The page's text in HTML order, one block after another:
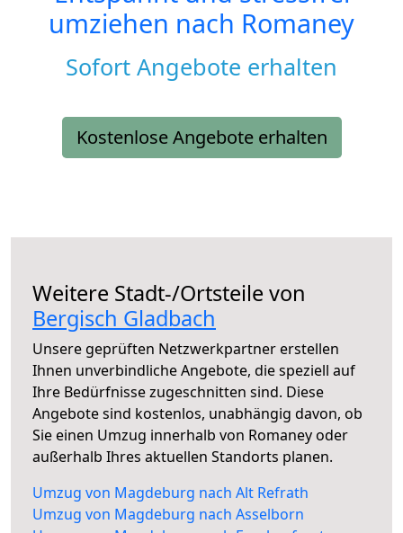
umziehen nach Romaney
Sofort Angebote erhalten
Kostenlose Angebote erhalten
Weitere Stadt-/Ortsteile von
Bergisch Gladbach
Unsere geprüften Netzwerkpartner erstellen
Ihnen unverbindliche Angebote, die speziell auf
Ihre Bedürfnisse zugeschnitten sind. Diese
Angebote sind kostenlos, unabhängig davon, ob
Sie einen Umzug innerhalb von Romaney oder
außerhalb Ihres aktuellen Standorts planen.
Umzug von Magdeburg nach Alt Refrath
Umzug von Magdeburg nach Asselborn